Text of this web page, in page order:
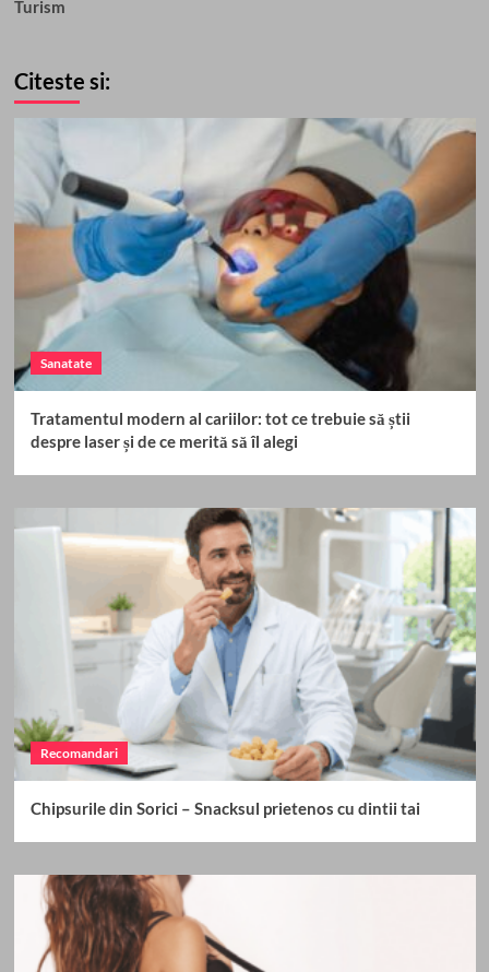
Turism
Citeste si:
Sanatate
Tratamentul modern al cariilor: tot ce trebuie să știi
despre laser și de ce merită să îl alegi
Recomandari
Chipsurile din Sorici – Snacksul prietenos cu dintii tai